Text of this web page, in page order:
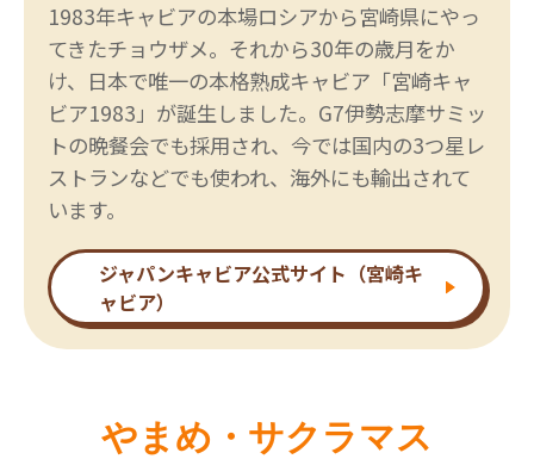
1983年キャビアの本場ロシアから宮崎県にやっ
てきたチョウザメ。それから30年の歳月をか
け、日本で唯一の本格熟成キャビア「宮崎キャ
ビア1983」が誕生しました。G7伊勢志摩サミッ
トの晩餐会でも採用され、今では国内の3つ星レ
ストランなどでも使われ、海外にも輸出されて
います。
ジャパンキャビア公式サイト（宮崎キ
ャビア）
やまめ・サクラマス